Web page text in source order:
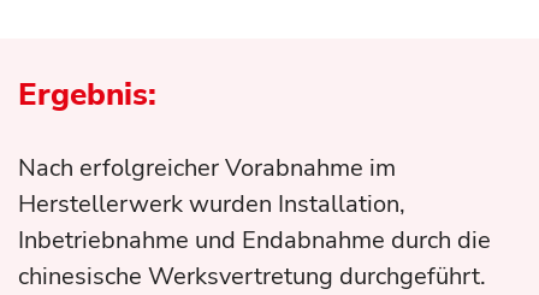
Ergebnis:
Nach erfolgreicher Vorabnahme im
Herstellerwerk wurden Installation,
Inbetriebnahme und Endabnahme durch die
chinesische Werksvertretung durchgeführt.